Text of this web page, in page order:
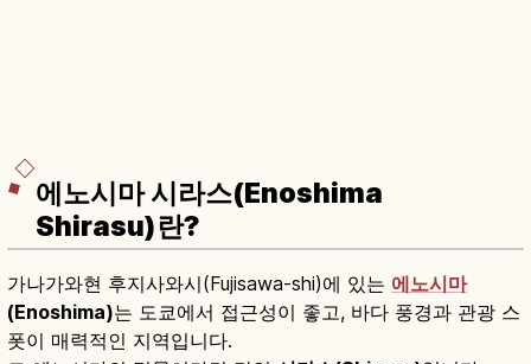
에노시마 시라스(Enoshima
Shirasu)란?
가나가와현 후지사와시(Fujisawa-shi)에 있는 에노시마
(Enoshima)는 도쿄에서 접근성이 좋고, 바다 풍경과 관광 스
폿이 매력적인 지역입니다.